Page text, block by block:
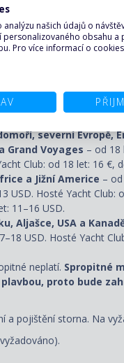
výletů v každém
bývají v těchto
francouzština,
a stravování ve speciálních
severní Evropě,
Grand Voyages – od 18
Club: od 18 let: 16 €,
a Jižní Americe –
USD. Hosté Yacht Club:
11–16 USD.
Aljašce, USA a
USD. Hosté Yacht
neplatí. Spropitné
proto bude
a pojištění storna. Na
našich údajů o
personalizovaného obsahu a
Pro více informací o